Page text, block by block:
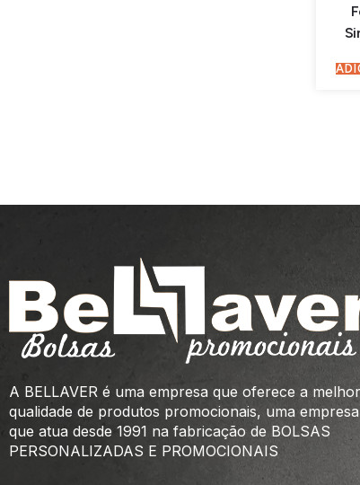
A BELLAVER é uma empresa que oferece a melhor
qualidade de produtos promocionais, uma empresa
que atua desde 1991 na fabricação de BOLSAS
PERSONALIZADAS E PROMOCIONAIS